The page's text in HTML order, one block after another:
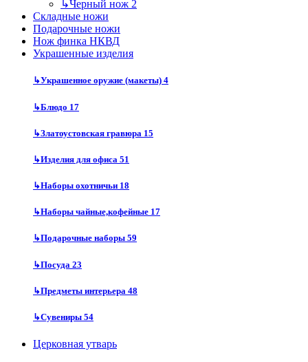
↳Черный нож 2
Складные ножи
Подарочные ножи
Нож финка НКВД
Украшенные изделия
↳Украшенное оружие (макеты) 4
↳Блюдо 17
↳Златоустовская гравюра 15
↳Изделия для офиса 51
↳Наборы охотничьи 18
↳Наборы чайные,кофейные 17
↳Подарочные наборы 59
↳Посуда 23
↳Предметы интерьера 48
↳Сувениры 54
Церковная утварь